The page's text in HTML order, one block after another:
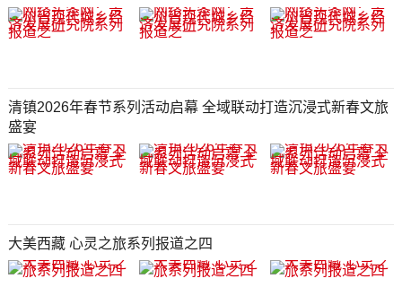
清镇2026年春节系列活动启幕 全域联动打造沉浸式新春文旅
盛宴
大美西藏 心灵之旅系列报道之四